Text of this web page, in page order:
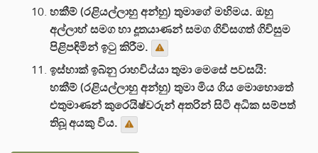
හකීම් (රළියල්ලාහු අන්හු) තුමාගේ මහිමය. ඔහු
අල්ලාහ් සමග හා දූතයාණන් සමග ගිවිසගත් ගිවිසුම
පිළිපඳිමින් ඉටු කිරීම.
ඉස්හාක් ඉබ්නු රාහවිය්යා තුමා මෙසේ පවසයි:
හකීම් (රළියල්ලාහු අන්හු) තුමා මිය ගිය මොහොතේ
එතුමාණන් කුරෙයිෂ්වරුන් අතරින් සිටි අධික සම්පත්
තිබූ අයකු විය.